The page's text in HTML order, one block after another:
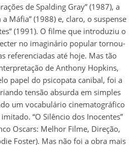
de Spalding Gray” (1987), a
a Máfia” (1988) e, claro, o suspense
(1991). O filme que introduziu o
no imaginário popular tornou-
referenciadas até hoje. Mas tão
de Anthony Hopkins,
papel do psicopata canibal, foi a
tensão absurda em simples
um vocabulário cinematográfico
“O Silêncio dos Inocentes”
Oscars: Melhor Filme, Direção,
Foster). Mas não foi a obra mais